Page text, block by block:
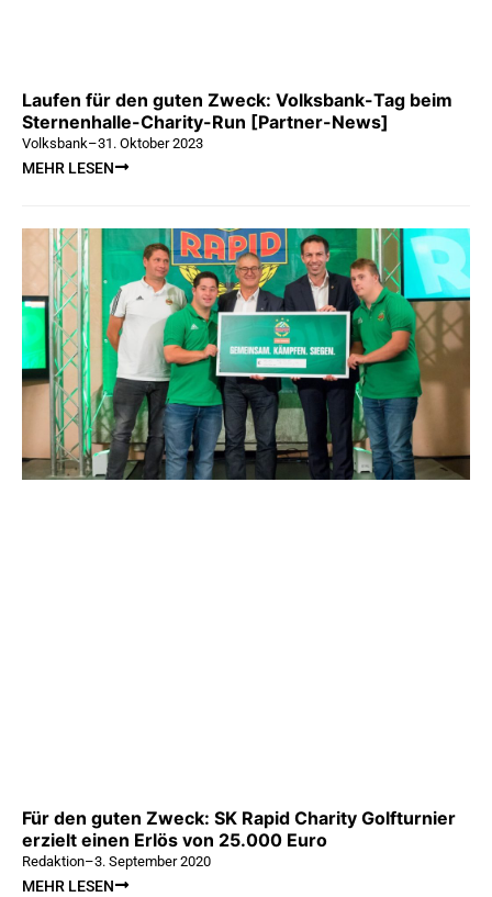
Laufen für den guten Zweck: Volksbank-Tag beim
Sternenhalle-Charity-Run [Partner-News]
Volksbank–31. Oktober 2023
MEHR LESEN
Für den guten Zweck: SK Rapid Charity Golfturnier
erzielt einen Erlös von 25.000 Euro
Redaktion–3. September 2020
MEHR LESEN